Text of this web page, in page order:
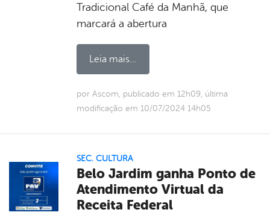
Tradicional Café da Manhã, que
marcará a abertura
Leia mais...
por Ascom, publicado em 12h09, última
modificação em 10/07/2024 14h05
SEC. CULTURA
Belo Jardim ganha Ponto de
Atendimento Virtual da
Receita Federal